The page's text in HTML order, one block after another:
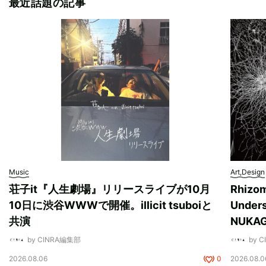
最近話題の記事
Music
荘子it『人生劇場』リリースライブが10月
10日に渋谷WWWで開催。illicit tsuboiと
共演
by CINRA編集部
2026.08.06 0
Art,Design
by